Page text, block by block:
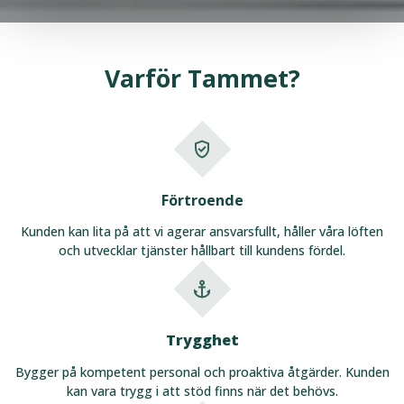
Varför Tammet?
Förtroende
Kunden kan lita på att vi agerar ansvarsfullt, håller våra löften
och utvecklar tjänster hållbart till kundens fördel.
Trygghet
Bygger på kompetent personal och proaktiva åtgärder. Kunden
kan vara trygg i att stöd finns när det behövs.